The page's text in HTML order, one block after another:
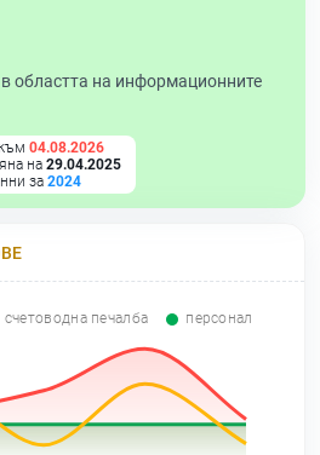
областта на информационните
04.08.2026
на 29.04.2025
за 2024
счетоводна печалба персонал